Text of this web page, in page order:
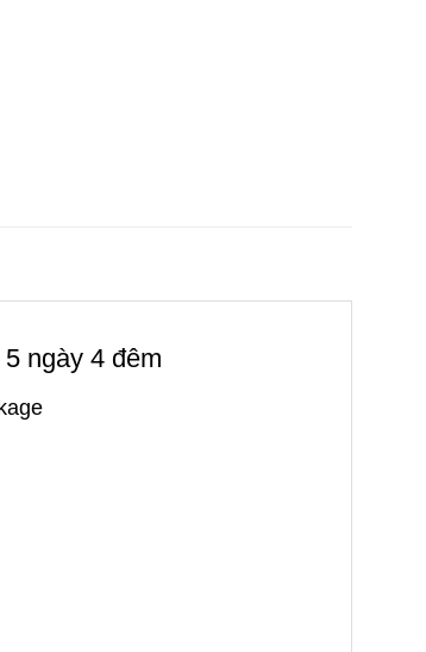
ngày 4 đêm